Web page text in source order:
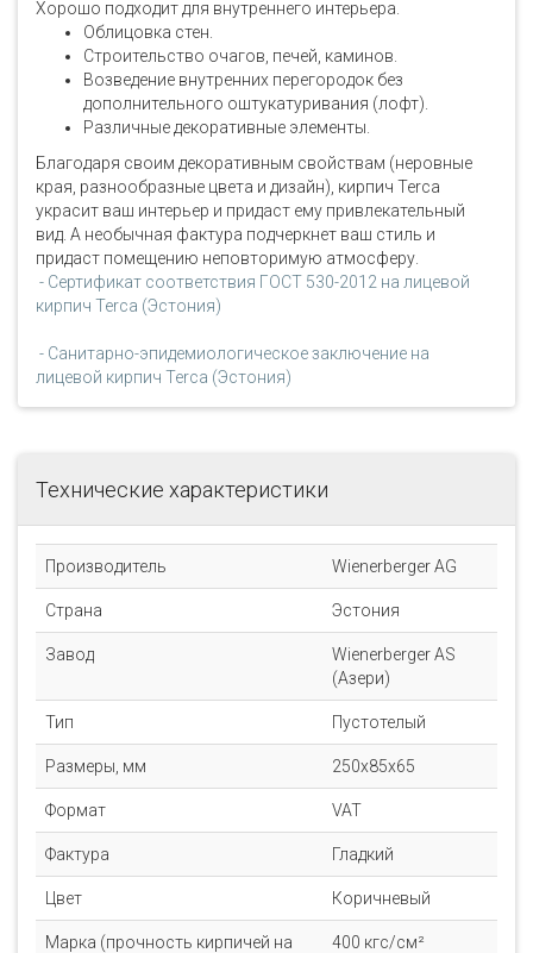
Хорошо подходит для внутреннего интерьера.
Облицовка стен.
Строительство очагов, печей, каминов.
Возведение внутренних перегородок без
дополнительного оштукатуривания (лофт).
Различные декоративные элементы.
Благодаря своим декоративным свойствам (неровные
края, разнообразные цвета и дизайн), кирпич Terca
украсит ваш интерьер и придаст ему привлекательный
вид. А необычная фактура подчеркнет ваш стиль и
придаст помещению неповторимую атмосферу.
- Сертификат соответствия ГОСТ 530-2012 на лицевой
кирпич Terca (Эстония)
- Санитарно-эпидемиологическое заключение на
лицевой кирпич Terca (Эстония)
Технические характеристики
Производитель Wienerberger AG
Страна Эстония
Завод
Wienerberger AS
(Азери)
Тип Пустотелый
Размеры, мм 250х85х65
Формат VAT
Фактура Гладкий
Цвет Коричневый
Марка (прочность кирпичей на
400 кгс/см²